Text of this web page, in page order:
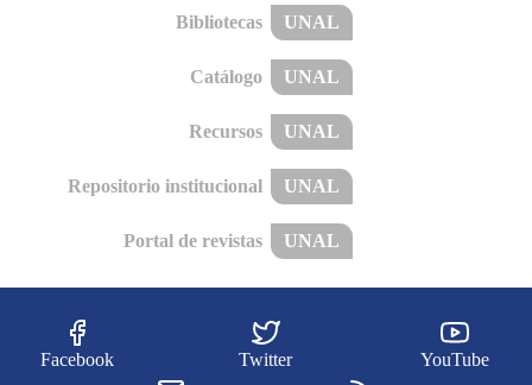
Bibliotecas UNAL
Catálogo UNAL
Recursos UNAL
Repositorio institucional UNAL
Portal de revistas UNAL
Facebook Twitter YouTube